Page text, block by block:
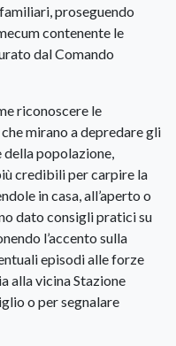
proseguendo
contenente le
dal Comando
riconoscere le
mirano a depredare gli
popolazione,
credibili per carpire la
in casa, all’aperto o
dato consigli pratici su
l’accento sulla
episodi alle forze
alla vicina Stazione
o per segnalare